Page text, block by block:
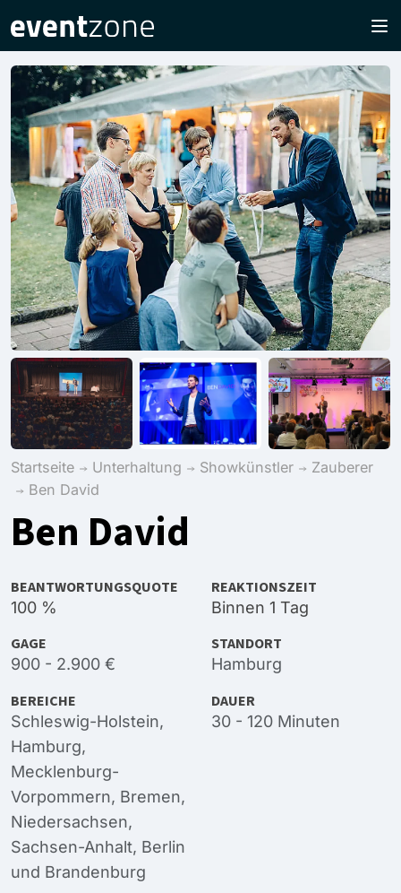
Startseite Unterhaltung Showkünstler
Zauberer
Ben David
Ben David
BEANTWORTUNGSQUOTE
100 %
REAKTIONSZEIT
Binnen 1 Tag
GAGE
900 - 2.900 €
STANDORT
Hamburg
BEREICHE
Schleswig-Holstein,
Hamburg,
Mecklenburg-
Vorpommern, Bremen,
Niedersachsen,
Sachsen-Anhalt, Berlin
und Brandenburg
DAUER
30 - 120 Minuten